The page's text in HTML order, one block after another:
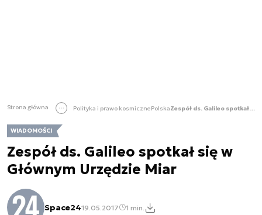
Strona główna Polityka i prawo kosmicznePolska Zespół ds. Galileo spotkał się w Głównym Urzędzie Miar
WIADOMOŚCI
Zespół ds. Galileo spotkał się w
Głównym Urzędzie Miar
Space2419.05.2017 1 min.